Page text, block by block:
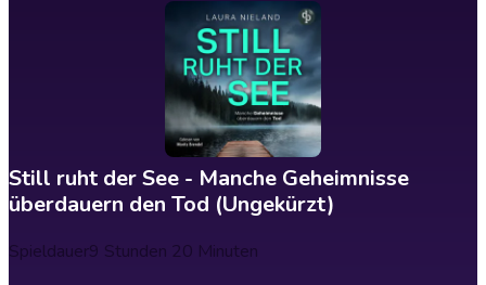
Still ruht der See - Manche Geheimnisse
überdauern den Tod (Ungekürzt)
Spieldauer9 Stunden 20 Minuten